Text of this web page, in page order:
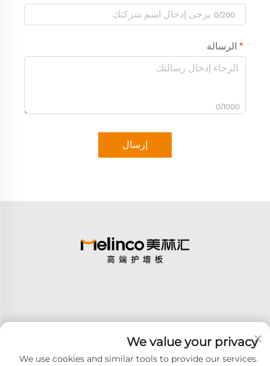
0/200
الرسالة
0/1000
إرسال
اشترك
We value your privacy
We use cookies and similar tools to provide our services.